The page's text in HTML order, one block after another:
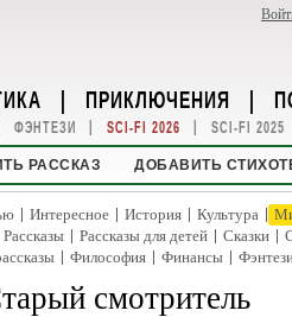
| ПРИКЛЮЧЕНИЯ |
ФЭНТЕЗИ | SCI-FI 2026 | SCI-FI 2025
РАССКАЗ ДОБАВИТЬ
| Интересное | История | Культура |
Рассказы | Рассказы для детей | Сказки |
| Философия | Финансы |
смотритель